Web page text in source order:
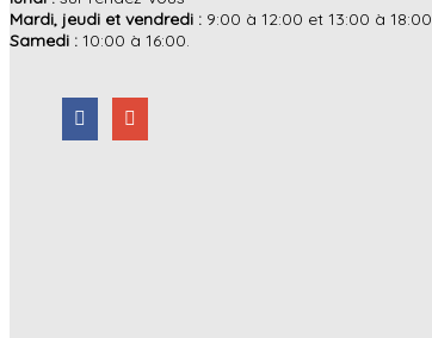
Mardi, jeudi et vendredi : 9:00 à 12:00 et 13:00 à 18:00
Samedi : 10:00 à 16:00.